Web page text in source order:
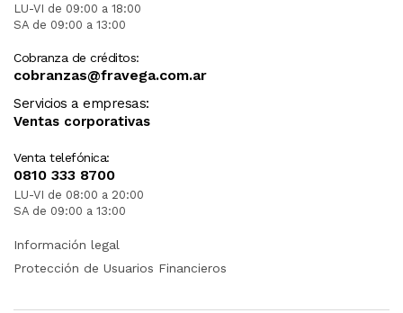
LU-VI de 09:00 a 18:00
SA de 09:00 a 13:00
Cobranza de créditos:
cobranzas@fravega.com.ar
Servicios a empresas:
Ventas corporativas
Venta telefónica:
0810 333 8700
LU-VI de 08:00 a 20:00
SA de 09:00 a 13:00
Información legal
Protección de Usuarios Financieros